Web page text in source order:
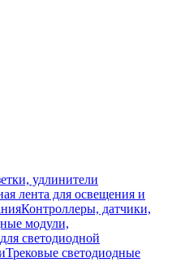
удлинители
лента для освещения и
Контроллеры, датчики,
модули,
светодиодной
Трековые светодиодные